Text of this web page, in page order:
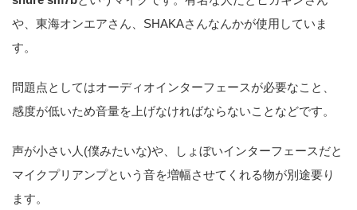
や、東海オンエアさん、SHAKAさんなんかが使用していま
す。
問題点としてはオーディオインターフェースが必要なこと、
感度が低いため音量を上げなければならないことなどです。
声が小さい人(僕みたいな)や、しょぼいインターフェースだと
マイクプリアンプという音を増幅させてくれる物が別途要り
ます。